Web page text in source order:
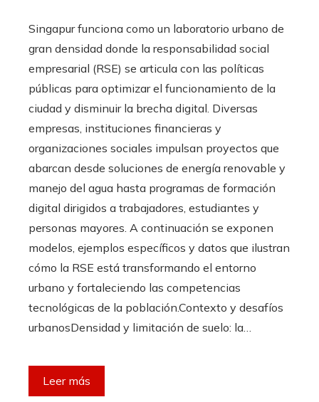
Singapur funciona como un laboratorio urbano de
gran densidad donde la responsabilidad social
empresarial (RSE) se articula con las políticas
públicas para optimizar el funcionamiento de la
ciudad y disminuir la brecha digital. Diversas
empresas, instituciones financieras y
organizaciones sociales impulsan proyectos que
abarcan desde soluciones de energía renovable y
manejo del agua hasta programas de formación
digital dirigidos a trabajadores, estudiantes y
personas mayores. A continuación se exponen
modelos, ejemplos específicos y datos que ilustran
cómo la RSE está transformando el entorno
urbano y fortaleciendo las competencias
tecnológicas de la población.Contexto y desafíos
urbanosDensidad y limitación de suelo: la…
Leer más